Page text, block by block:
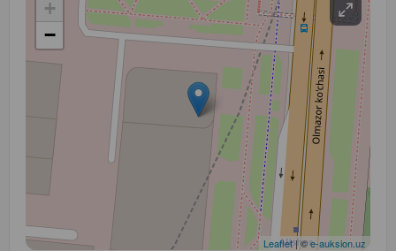
+
−
Leaflet| ©e-auksion.uz